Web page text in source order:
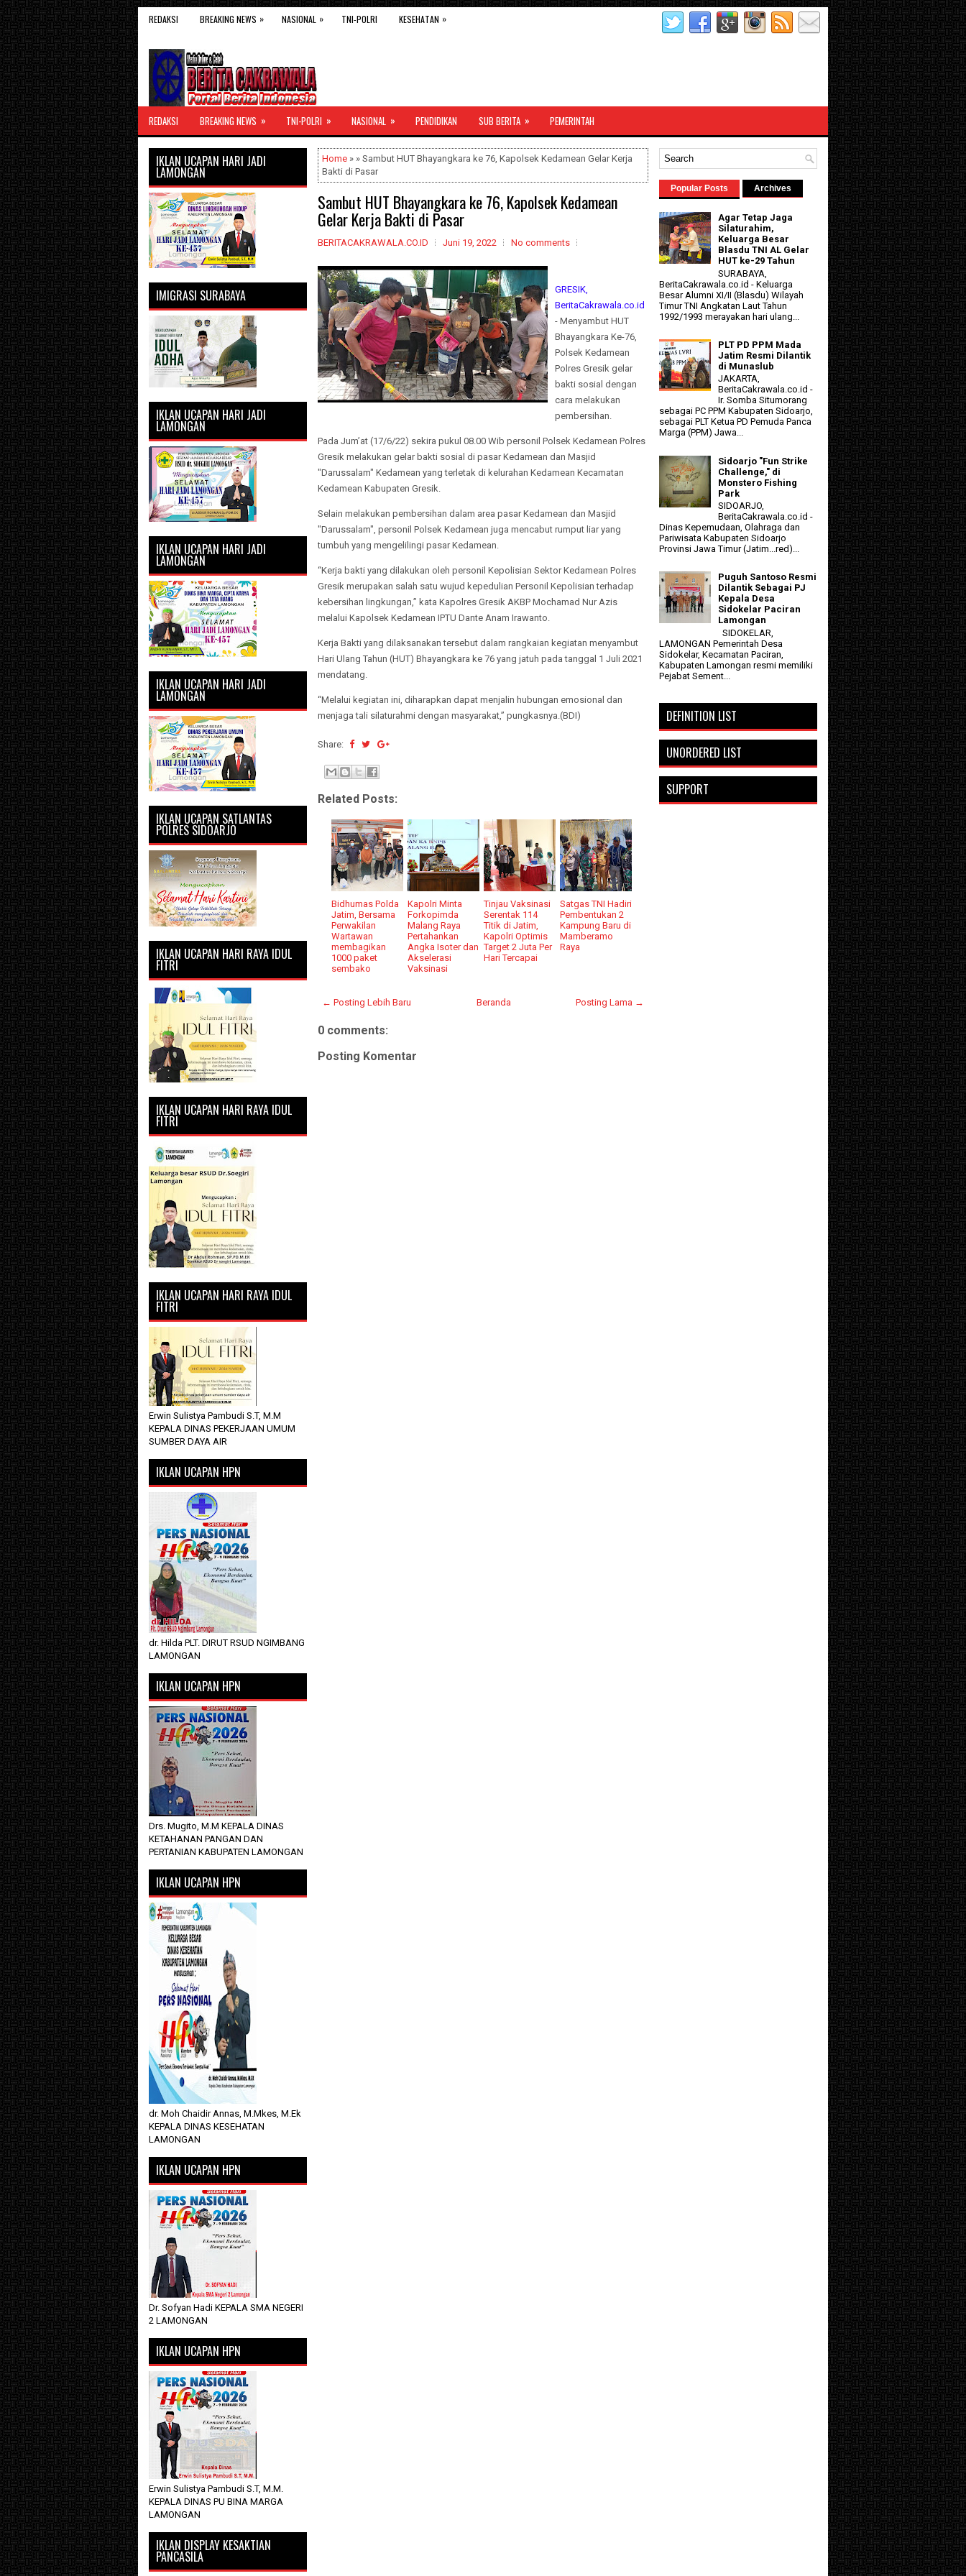
REDAKSI BREAKING NEWS » NASIONAL » TNI-POLRI KESEHATAN »
REDAKSI BREAKING NEWS » TNI-POLRI » NASIONAL » PENDIDIKAN SUB BERITA » PEMERINTAH
Home » » Sambut HUT Bhayangkara ke 76, Kapolsek Kedamean Gelar Kerja
Bakti di Pasar
Sambut HUT Bhayangkara ke 76, Kapolsek Kedamean
Gelar Kerja Bakti di Pasar
BERITACAKRAWALA.CO.ID Juni 19, 2022 No comments
GRESIK,
BeritaCakrawala.co.id
- Menyambut HUT
Bhayangkara Ke-76,
Polsek Kedamean
Polres Gresik gelar
bakti sosial dengan
cara melakukan
pembersihan.
Pada Jum’at (17/6/22) sekira pukul 08.00 Wib personil Polsek Kedamean Polres
Gresik melakukan gelar bakti sosial di pasar Kedamean dan Masjid
"Darussalam" Kedamean yang terletak di kelurahan Kedamean Kecamatan
Kedamean Kabupaten Gresik.
Selain melakukan pembersihan dalam area pasar Kedamean dan Masjid
"Darussalam", personil Polsek Kedamean juga mencabut rumput liar yang
tumbuh yang mengelilingi pasar Kedamean.
“Kerja bakti yang dilakukan oleh personil Kepolisian Sektor Kedamean Polres
Gresik merupakan salah satu wujud kepedulian Personil Kepolisian terhadap
kebersihan lingkungan,” kata Kapolres Gresik AKBP Mochamad Nur Azis
melalui Kapolsek Kedamean IPTU Dante Anam Irawanto.
Kerja Bakti yang dilaksanakan tersebut dalam rangkaian kegiatan menyambut
Hari Ulang Tahun (HUT) Bhayangkara ke 76 yang jatuh pada tanggal 1 Juli 2021
mendatang.
“Melalui kegiatan ini, diharapkan dapat menjalin hubungan emosional dan
menjaga tali silaturahmi dengan masyarakat,” pungkasnya.(BDI)
Share:
Related Posts:
Bidhumas Polda
Jatim, Bersama
Perwakilan
Wartawan
membagikan
1000 paket
sembako
Kapolri Minta
Forkopimda
Malang Raya
Pertahankan
Angka Isoter dan
Akselerasi
Vaksinasi
Tinjau Vaksinasi
Serentak 114
Titik di Jatim,
Kapolri Optimis
Target 2 Juta Per
Hari Tercapai
Satgas TNI Hadiri
Pembentukan 2
Kampung Baru di
Mamberamo
Raya
← Posting Lebih Baru Posting Lama →
Beranda
0 comments:
Posting Komentar
IKLAN UCAPAN HARI JADI
LAMONGAN
IMIGRASI SURABAYA
IKLAN UCAPAN HARI JADI
LAMONGAN
IKLAN UCAPAN HARI JADI
LAMONGAN
IKLAN UCAPAN HARI JADI
LAMONGAN
IKLAN UCAPAN SATLANTAS
POLRES SIDOARJO
IKLAN UCAPAN HARI RAYA IDUL
FITRI
IKLAN UCAPAN HARI RAYA IDUL
FITRI
IKLAN UCAPAN HARI RAYA IDUL
FITRI
Erwin Sulistya Pambudi S.T, M.M
KEPALA DINAS PEKERJAAN UMUM
SUMBER DAYA AIR
IKLAN UCAPAN HPN
dr. Hilda PLT. DIRUT RSUD NGIMBANG
LAMONGAN
IKLAN UCAPAN HPN
Drs. Mugito, M.M KEPALA DINAS
KETAHANAN PANGAN DAN
PERTANIAN KABUPATEN LAMONGAN
IKLAN UCAPAN HPN
dr. Moh Chaidir Annas, M.Mkes, M.Ek
KEPALA DINAS KESEHATAN
LAMONGAN
IKLAN UCAPAN HPN
Dr. Sofyan Hadi KEPALA SMA NEGERI
2 LAMONGAN
IKLAN UCAPAN HPN
Erwin Sulistya Pambudi S.T, M.M.
KEPALA DINAS PU BINA MARGA
LAMONGAN
IKLAN DISPLAY KESAKTIAN
PANCASILA
Popular Posts Archives
Agar Tetap Jaga
Silaturahim,
Keluarga Besar
Blasdu TNI AL Gelar
HUT ke-29 Tahun
SURABAYA,
BeritaCakrawala.co.id - Keluarga
Besar Alumni XI/II (Blasdu) Wilayah
Timur TNI Angkatan Laut Tahun
1992/1993 merayakan hari ulang...
PLT PD PPM Mada
Jatim Resmi Dilantik
di Munaslub
JAKARTA,
BeritaCakrawala.co.id -
Ir. Somba Situmorang
sebagai PC PPM Kabupaten Sidoarjo,
sebagai PLT Ketua PD Pemuda Panca
Marga (PPM) Jawa...
Sidoarjo "Fun Strike
Challenge," di
Monstero Fishing
Park
SIDOARJO,
BeritaCakrawala.co.id -
Dinas Kepemudaan, Olahraga dan
Pariwisata Kabupaten Sidoarjo
Provinsi Jawa Timur (Jatim...red)...
Puguh Santoso Resmi
Dilantik Sebagai PJ
Kepala Desa
Sidokelar Paciran
Lamongan
SIDOKELAR,
LAMONGAN Pemerintah Desa
Sidokelar, Kecamatan Paciran,
Kabupaten Lamongan resmi memiliki
Pejabat Sement...
DEFINITION LIST
UNORDERED LIST
SUPPORT